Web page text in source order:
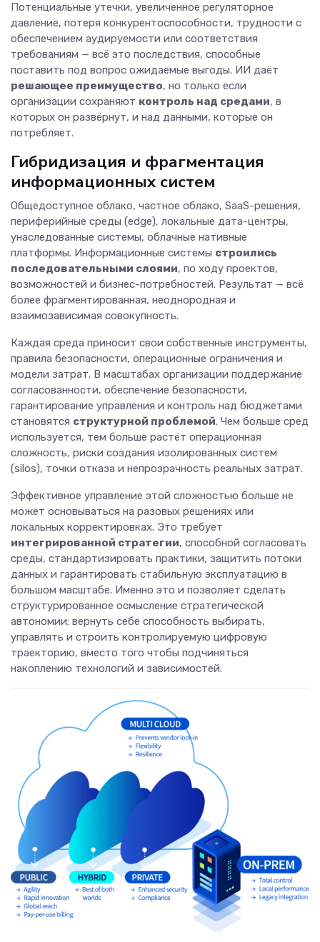
Потенциальные утечки, увеличенное регуляторное
давление, потеря конкурентоспособности, трудности с
обеспечением аудируемости или соответствия
требованиям — всё это последствия, способные
поставить под вопрос ожидаемые выгоды. ИИ даёт
решающее преимущество, но только если
организации сохраняют контроль над средами, в
которых он развёрнут, и над данными, которые он
потребляет.
Гибридизация и фрагментация
информационных систем
Общедоступное облако, частное облако, SaaS-решения,
периферийные среды (edge), локальные дата-центры,
унаследованные системы, облачные нативные
платформы. Информационные системы строились
последовательными слоями, по ходу проектов,
возможностей и бизнес-потребностей. Результат — всё
более фрагментированная, неоднородная и
взаимозависимая совокупность.
Каждая среда приносит свои собственные инструменты,
правила безопасности, операционные ограничения и
модели затрат. В масштабах организации поддержание
согласованности, обеспечение безопасности,
гарантирование управления и контроль над бюджетами
становятся структурной проблемой. Чем больше сред
используется, тем больше растёт операционная
сложность, риски создания изолированных систем
(silos), точки отказа и непрозрачность реальных затрат.
Эффективное управление этой сложностью больше не
может основываться на разовых решениях или
локальных корректировках. Это требует
интегрированной стратегии, способной согласовать
среды, стандартизировать практики, защитить потоки
данных и гарантировать стабильную эксплуатацию в
большом масштабе. Именно это и позволяет сделать
структурированное осмысление стратегической
автономии: вернуть себе способность выбирать,
управлять и строить контролируемую цифровую
траекторию, вместо того чтобы подчиняться
накоплению технологий и зависимостей.